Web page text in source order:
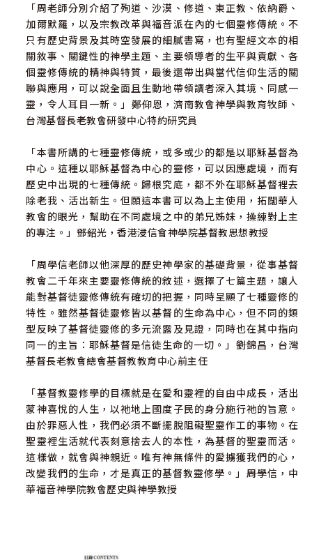
「周老師分別介紹了殉道、沙漠、修道、東正教、依納爵、
加爾默羅，以及宗教改革與福音派在內的七個靈修傳統。不
只有歷史背景及其時空發展的細膩書寫，也有聖經文本的相
關敘事、關鍵性的神學主題、主要領導者的生平與貢獻、各
個靈修傳統的精神與特質，最後還帶出與當代信仰生活的關
聯與應用，可以說全面且生動地帶領讀者深入其境、同感一
靈，令人耳目一新。」――鄭仰恩，濟南教會神學與教育牧師、
台灣基督長老教會研發中心特約研究員
「本書所講的七種靈修傳統，或多或少的都是以耶穌基督為
中心。這種以耶穌基督為中心的靈修，可以因應處境，而有
歷史中出現的七種傳統。歸根究底，都不外在耶穌基督裡去
除老我、活出新生。但願這本書可以為上主使用，拓闊華人
教會的眼光，幫助在不同處境之中的弟兄姊妹，操練對上主
的專注。」――鄧紹光，香港浸信會神學院基督教思想教授
「周學信老師以他深厚的歷史神學家的基礎背景，從事基督
教會二千年來主要靈修傳統的敘述，選擇了七篇主題，讓人
能對基督徒靈修傳統有確切的把握，同時呈顯了七種靈修的
特性。雖然基督徒靈修皆以基督的生命為中心，但不同的類
型反映了基督徒靈修的多元流露及見證，同時也在其中指向
同一的主旨：耶穌基督是信徒生命的一切。」――劉錦昌，台灣
基督長老教會總會基督教教育中心前主任
「基督教靈修學的目標就是在愛和靈裡的自由中成長，活出
蒙神喜悅的人生，以祂地上國度子民的身分施行祂的旨意。
由於罪惡人性，我們必須不斷擺脫阻礙聖靈作工的事物。在
聖靈裡生活就代表刻意捨去人的本性，為基督的聖靈而活。
這樣做，就會與神親近。唯有神無條件的愛擄獲我們的心，
改變我們的生命，才是真正的基督教靈修學。」――周學信，中
華福音神學院教會歷史與神學教授